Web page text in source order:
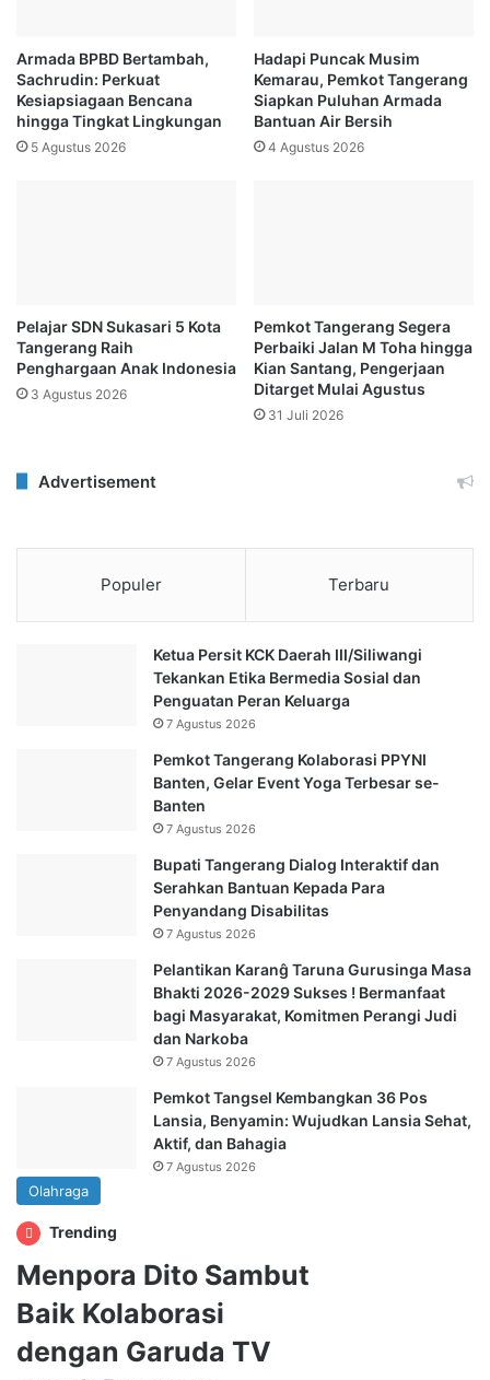
Armada BPBD Bertambah,
Sachrudin: Perkuat
Kesiapsiagaan Bencana
hingga Tingkat Lingkungan
5 Agustus 2026
Hadapi Puncak Musim
Kemarau, Pemkot Tangerang
Siapkan Puluhan Armada
Bantuan Air Bersih
4 Agustus 2026
Pelajar SDN Sukasari 5 Kota
Tangerang Raih
Penghargaan Anak Indonesia
3 Agustus 2026
Pemkot Tangerang Segera
Perbaiki Jalan M Toha hingga
Kian Santang, Pengerjaan
Ditarget Mulai Agustus
31 Juli 2026
Advertisement
Populer Terbaru
Ketua Persit KCK Daerah III/Siliwangi
Tekankan Etika Bermedia Sosial dan
Penguatan Peran Keluarga
7 Agustus 2026
Pemkot Tangerang Kolaborasi PPYNI
Banten, Gelar Event Yoga Terbesar se-
Banten
7 Agustus 2026
Bupati Tangerang Dialog Interaktif dan
Serahkan Bantuan Kepada Para
Penyandang Disabilitas
7 Agustus 2026
Pelantikan Karanĝ Taruna Gurusinga Masa
Bhakti 2026-2029 Sukses ! Bermanfaat
bagi Masyarakat, Komitmen Perangi Judi
dan Narkoba
7 Agustus 2026
Pemkot Tangsel Kembangkan 36 Pos
Lansia, Benyamin: Wujudkan Lansia Sehat,
Aktif, dan Bahagia
7 Agustus 2026